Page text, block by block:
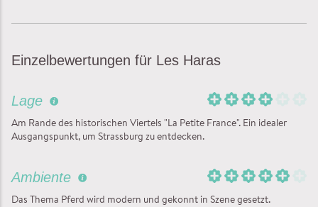
Einzelbewertungen für Les Haras
Lage
Am Rande des historischen Viertels "La Petite France". Ein idealer
Ausgangspunkt, um Strassburg zu entdecken.
Ambiente
Das Thema Pferd wird modern und gekonnt in Szene gesetzt.